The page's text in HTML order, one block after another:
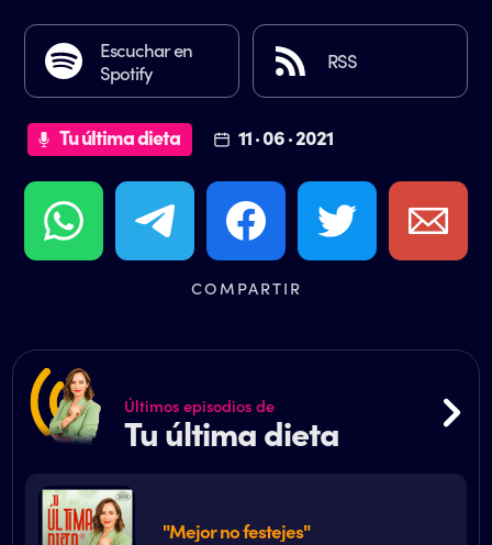
Escuchar en
Spotify
RSS
Tu última dieta 11 · 06 · 2021
COMPARTIR
Últimos episodios de
Tu última dieta
"Mejor no festejes"